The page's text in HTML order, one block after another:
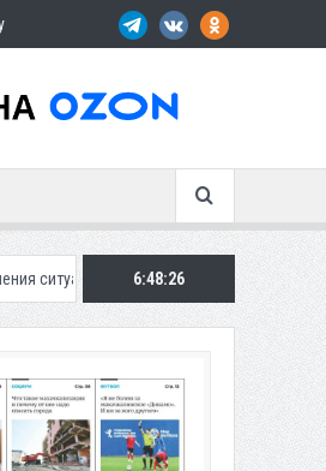
Махачкалинское
6:48:28